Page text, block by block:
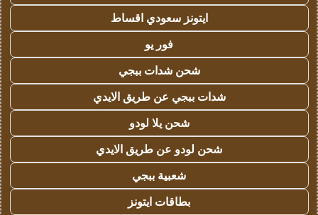
ايتونز سعودي اقساط
فور يو
شحن شدات ببجي
شدات ببجي عن طريق الايدي
شحن يلا لودو
شحن لودو عن طريق الايدي
شعبية ببجي
بطاقات ايتونز